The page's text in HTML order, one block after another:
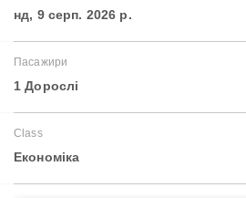
нд, 9 серп. 2026 р.
Пасажири
1 Дорослі
Class
Економіка